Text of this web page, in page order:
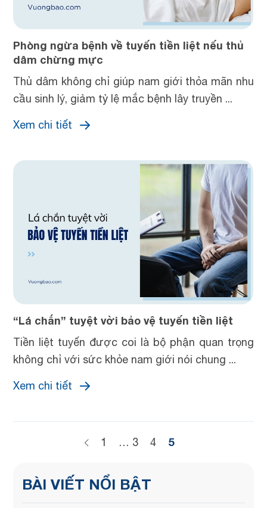
Phòng ngừa bệnh về tuyến tiền liệt nếu thủ
dâm chừng mực
Thủ dâm không chỉ giúp nam giới thỏa mãn nhu
cầu sinh lý, giảm tỷ lệ mắc bệnh lây truyền ...
Xem chi tiết
“Lá chắn” tuyệt vời bảo vệ tuyến tiền liệt
Tiền liệt tuyến được coi là bộ phận quan trọng
không chỉ với sức khỏe nam giới nói chung ...
Xem chi tiết
1 … 3 4 5
BÀI VIẾT NỔI BẬT